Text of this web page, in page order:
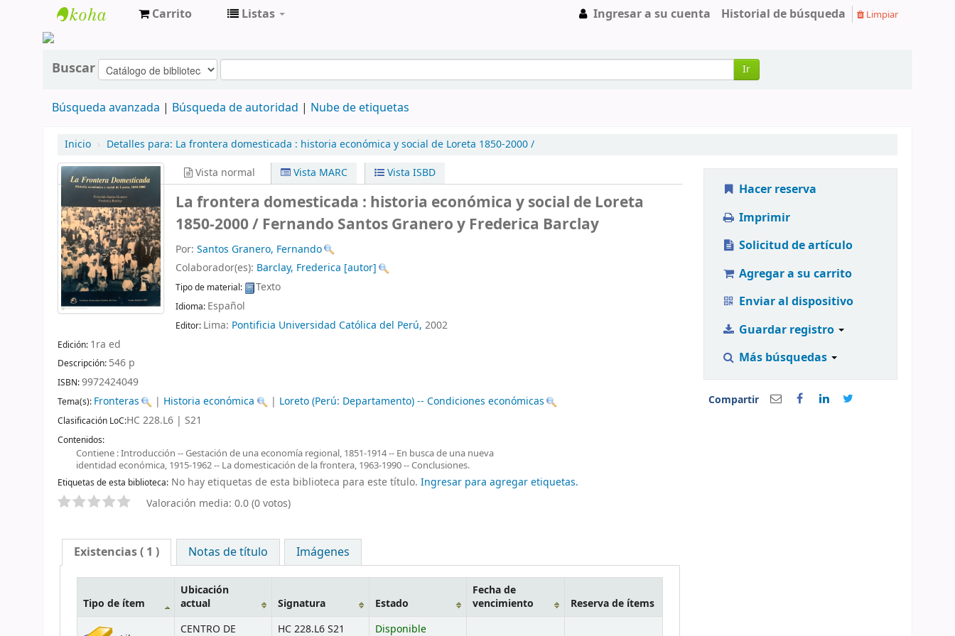
Carrito Listas Ingresar a su cuenta Historial de búsqueda Limpiar
Buscar Ir
Búsqueda avanzada Búsqueda de autoridad Nube de etiquetas
Inicio › Detalles para: La frontera domesticada : historia económica y social de Loreta 1850-2000 /
Vista normal
Vista MARC Vista ISBD
La frontera domesticada : historia económica y social de Loreta
1850-2000 / Fernando Santos Granero y Frederica Barclay
Por: Santos Granero, Fernando
Colaborador(es): Barclay, Frederica [autor]
Tipo de material: Texto
Idioma: Español
Editor: Lima: Pontificia Universidad Católica del Perú, 2002
Edición: 1ra ed
Descripción: 546 p
ISBN:9972424049
Tema(s): Fronteras | Historia económica | Loreto (Perú: Departamento) -- Condiciones económicas
Clasificación LoC:HC 228.L6 | S21
Contenidos:
Contiene : Introducción -- Gestación de una economía regional, 1851-1914 -- En busca de una nueva
identidad económica, 1915-1962 -- La domesticación de la frontera, 1963-1990 -- Conclusiones.
Etiquetas de esta biblioteca: No hay etiquetas de esta biblioteca para este título. Ingresar para agregar etiquetas.
Valoración media: 0.0 (0 votos)
Existencias( 1 ) Notas de título Imágenes
Tipo de ítem
Ubicación
actual
Signatura Estado
Fecha de
vencimiento
Reserva de ítems
CENTRO DE
HC 228.L6 S21
Disponible
Hacer reserva
Imprimir
Solicitud de artículo
Agregar a su carrito
Enviar al dispositivo
Guardar registro
Más búsquedas
Compartir